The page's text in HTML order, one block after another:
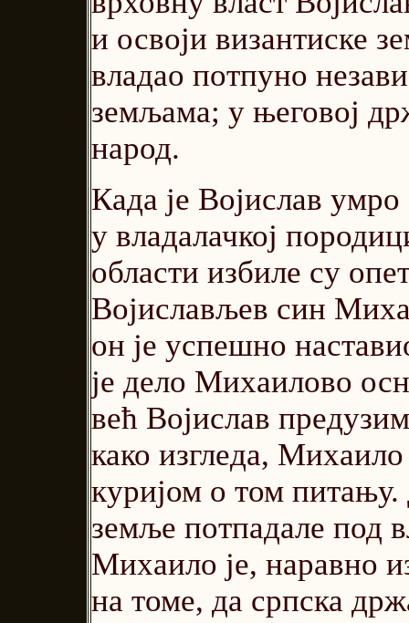
и освоји византиске
владао потпуно
земљама; у његовој
народ.
Када је Војислав
у владалачкој
области избиле су
Војислављев син
он је успешно
је дело Михаилово
већ Војислав
како изгледа,
куријом о том питању.
земље потпадале под
Михаило је, наравно
на томе, да српска